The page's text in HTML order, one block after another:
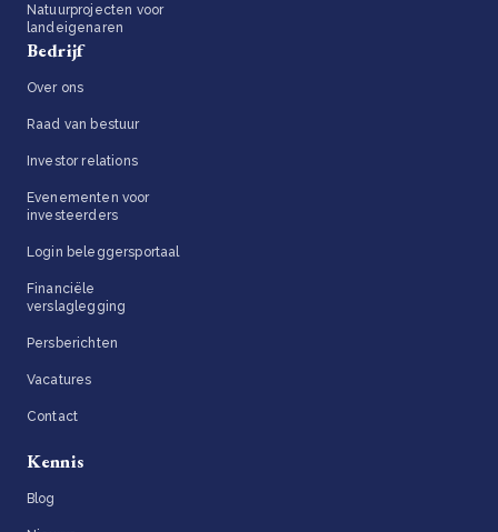
Natuurprojecten voor
landeigenaren
Bedrijf
Over ons
Raad van bestuur
Investor relations
Evenementen voor
investeerders
Login beleggersportaal
Financiële
verslaglegging
Persberichten
Vacatures
Contact
Kennis
Blog